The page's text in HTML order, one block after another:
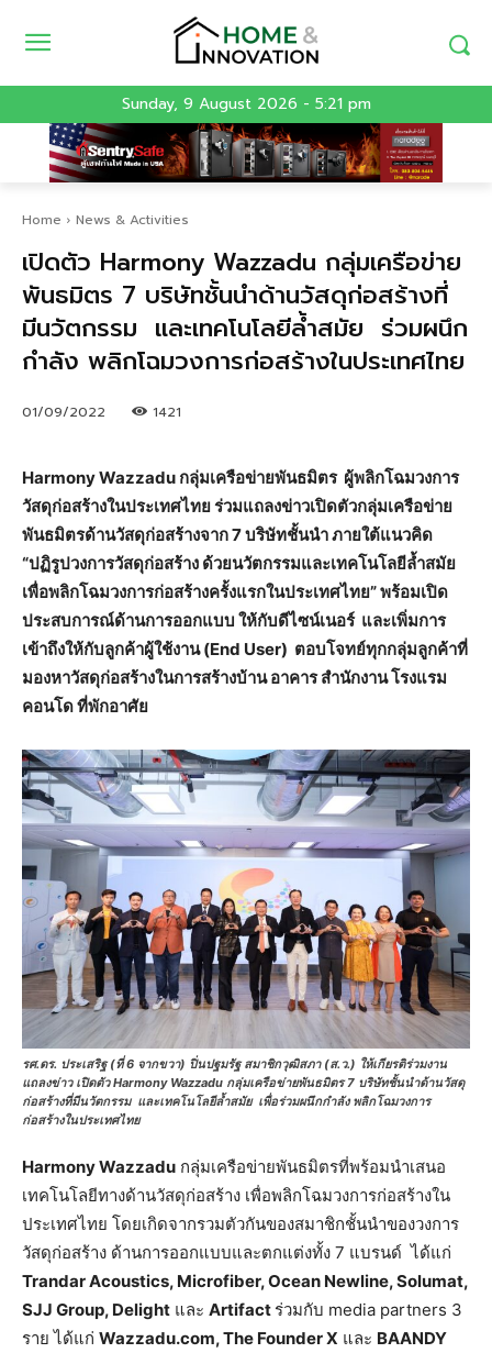
Sunday, 9 August 2026 - 5:21 pm
Home News & Activities
เปิดตัว Harmony Wazzadu กลุ่มเครือข่าย
พันธมิตร 7 บริษัทชั้นนำด้านวัสดุก่อสร้างที่
มีนวัตกรรม และเทคโนโลยีล้ำสมัย ร่วมผนึก
กำลัง พลิกโฉมวงการก่อสร้างในประเทศไทย
01/09/2022 1421
Harmony Wazzadu กลุ่มเครือข่ายพันธมิตร ผู้พลิกโฉมวงการ
วัสดุก่อสร้างในประเทศไทย ร่วมแถลงข่าวเปิดตัวกลุ่มเครือข่าย
พันธมิตรด้านวัสดุก่อสร้างจาก 7 บริษัทชั้นนำ ภายใต้แนวคิด
“ปฏิรูปวงการวัสดุก่อสร้าง ด้วยนวัตกรรมและเทคโนโลยีล้ำสมัย
เพื่อพลิกโฉมวงการก่อสร้างครั้งแรกในประเทศไทย” พร้อมเปิด
ประสบการณ์ด้านการออกแบบ ให้กับดีไซน์เนอร์ และเพิ่มการ
เข้าถึงให้กับลูกค้าผู้ใช้งาน (End User) ตอบโจทย์ทุกกลุ่มลูกค้าที่
มองหาวัสดุก่อสร้างในการสร้างบ้าน อาคาร สำนักงาน โรงแรม
คอนโด ที่พักอาศัย
รศ.ดร. ประเสริฐ (ที่ 6 จากขวา) ปิ่นปฐมรัฐ สมาชิกวุฒิสภา (ส.ว.) ให้เกียรติร่วมงาน
แถลงข่าว เปิดตัว Harmony Wazzadu กลุ่มเครือข่ายพันธมิตร 7 บริษัทชั้นนำด้านวัสดุ
ก่อสร้างที่มีนวัตกรรม และเทคโนโลยีล้ำสมัย เพื่อร่วมผนึกกำลัง พลิกโฉมวงการ
ก่อสร้างในประเทศไทย
Harmony Wazzadu กลุ่มเครือข่ายพันธมิตรที่พร้อมนำเสนอ
เทคโนโลยีทางด้านวัสดุก่อสร้าง เพื่อพลิกโฉมวงการก่อสร้างใน
ประเทศไทย โดยเกิดจากรวมตัวกันของสมาชิกชั้นนำของวงการ
วัสดุก่อสร้าง ด้านการออกแบบและตกแต่งทั้ง 7 แบรนด์ ได้แก่
Trandar Acoustics, Microfiber, Ocean Newline, Solumat,
SJJ Group, Delight และ Artifact ร่วมกับ media partners 3
ราย ได้แก่ Wazzadu.com, The Founder X และ BAANDY